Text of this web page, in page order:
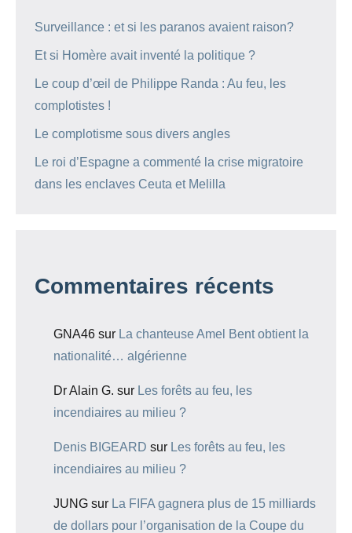
Surveillance : et si les paranos avaient raison?
Et si Homère avait inventé la politique ?
Le coup d’œil de Philippe Randa : Au feu, les
complotistes !
Le complotisme sous divers angles
Le roi d’Espagne a commenté la crise migratoire
dans les enclaves Ceuta et Melilla
Commentaires récents
GNA46 sur La chanteuse Amel Bent obtient la
nationalité… algérienne
Dr Alain G. sur Les forêts au feu, les
incendiaires au milieu ?
Denis BIGEARD sur Les forêts au feu, les
incendiaires au milieu ?
JUNG sur La FIFA gagnera plus de 15 milliards
de dollars pour l’organisation de la Coupe du